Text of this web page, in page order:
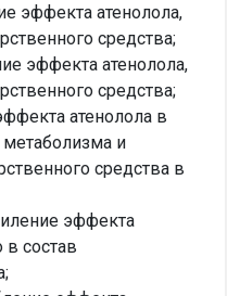
эффекта атенолола,
средства;
эффекта атенолола,
средства;
атенолола в
метаболизма и
средства в
эффекта
в состав